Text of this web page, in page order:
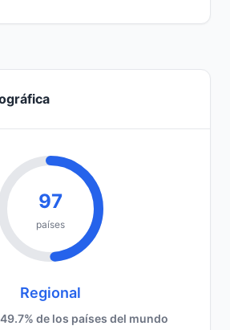
97
países
Regional
de los países del mundo